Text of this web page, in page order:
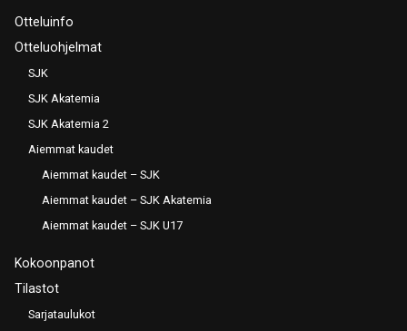
Otteluinfo
Otteluohjelmat
SJK
SJK Akatemia
SJK Akatemia 2
Aiemmat kaudet
Aiemmat kaudet – SJK
Aiemmat kaudet – SJK Akatemia
Aiemmat kaudet – SJK U17
Kokoonpanot
Tilastot
Sarjataulukot